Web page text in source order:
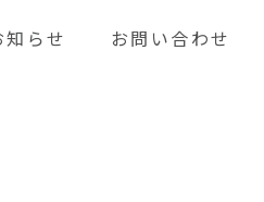
知らせ お問い合わせ